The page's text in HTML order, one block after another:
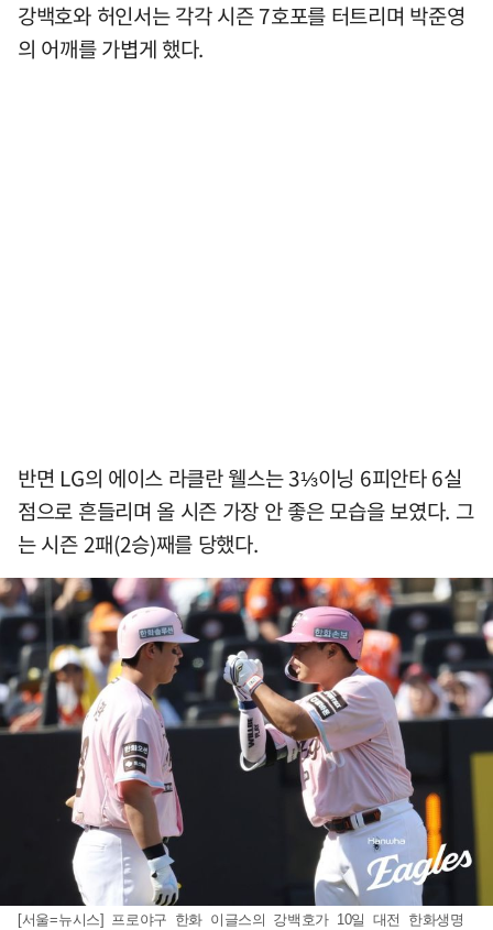
강백호와 허인서는 각각 시즌 7호포를 터트리며 박준영
의 어깨를 가볍게 했다.
반면 LG의 에이스 라클란 웰스는 3⅓이닝 6피안타 6실
점으로 흔들리며 올 시즌 가장 안 좋은 모습을 보였다. 그
는 시즌 2패(2승)째를 당했다.
[서울=뉴시스] 프로야구 한화 이글스의 강백호가 10일 대전 한화생명